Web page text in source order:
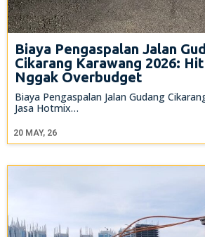
Biaya Pengaspalan Jalan
Cikarang Karawang 2026:
Nggak Overbudget
20 MAY, 26
Biaya Pengaspalan Jalan Gudang
Jasa Hotmix…